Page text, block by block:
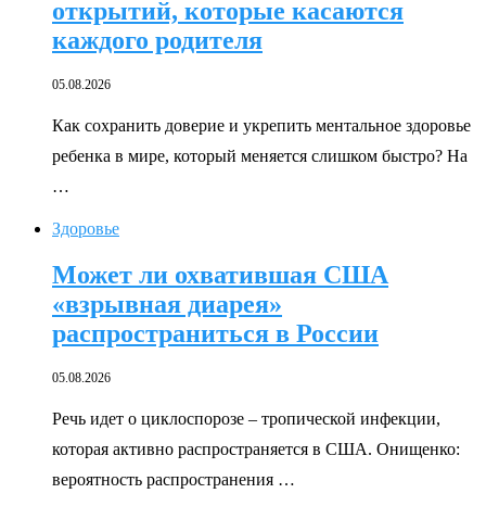
открытий, которые касаются
каждого родителя
05.08.2026
Как сохранить доверие и укрепить ментальное здоровье
ребенка в мире, который меняется слишком быстро? На
…
Здоровье
Может ли охватившая США
«взрывная диарея»
распространиться в России
05.08.2026
Речь идет о циклоспорозе – тропической инфекции,
которая активно распространяется в США. Онищенко:
вероятность распространения …